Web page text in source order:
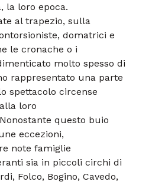
la loro epoca.
al trapezio, sulla
domatrici e
le cronache o i
molto spesso di
rappresentato una parte
spettacolo circense
loro
Nonostante questo buio
eccezioni,
note famiglie
sia in piccoli circhi di
Folco, Bogino, Cavedo,